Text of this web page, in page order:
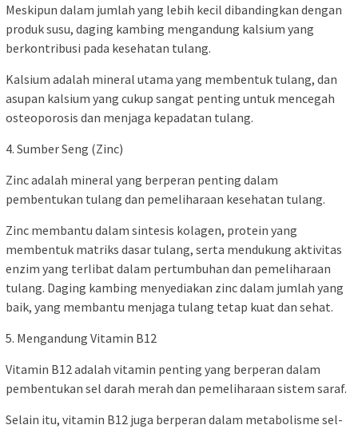
Meskipun dalam jumlah yang lebih kecil dibandingkan dengan
produk susu, daging kambing mengandung kalsium yang
berkontribusi pada kesehatan tulang.
Kalsium adalah mineral utama yang membentuk tulang, dan
asupan kalsium yang cukup sangat penting untuk mencegah
osteoporosis dan menjaga kepadatan tulang.
4. Sumber Seng (Zinc)
Zinc adalah mineral yang berperan penting dalam
pembentukan tulang dan pemeliharaan kesehatan tulang.
Zinc membantu dalam sintesis kolagen, protein yang
membentuk matriks dasar tulang, serta mendukung aktivitas
enzim yang terlibat dalam pertumbuhan dan pemeliharaan
tulang. Daging kambing menyediakan zinc dalam jumlah yang
baik, yang membantu menjaga tulang tetap kuat dan sehat.
5. Mengandung Vitamin B12
Vitamin B12 adalah vitamin penting yang berperan dalam
pembentukan sel darah merah dan pemeliharaan sistem saraf.
Selain itu, vitamin B12 juga berperan dalam metabolisme sel-